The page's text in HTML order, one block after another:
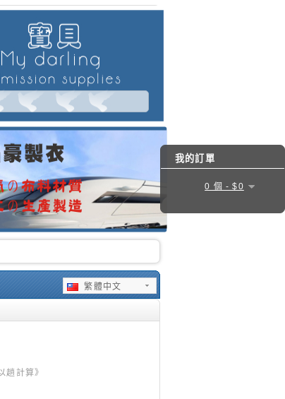
繁體中文
我的訂單
0 個 - $0
計算》